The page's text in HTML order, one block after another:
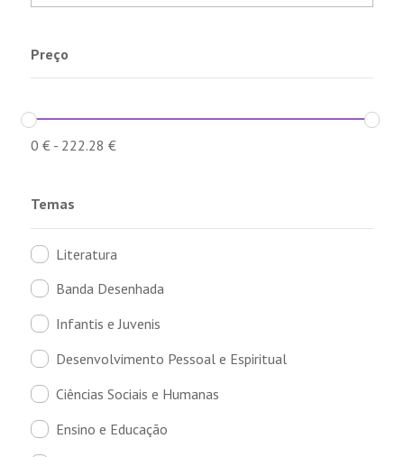
Preço
0 €- 222.28 €
Temas
Literatura
Banda Desenhada
Infantis e Juvenis
Desenvolvimento Pessoal e Espiritual
Ciências Sociais e Humanas
Ensino e Educação